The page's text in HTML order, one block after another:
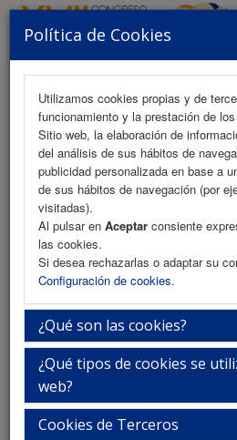
Política de Cookies
Utilizamos cookies propias y de
funcionamiento y la prestación de
Sitio web, la elaboración de
del análisis de sus hábitos de
publicidad personalizada en base a
de sus hábitos de navegación (por
visitadas).
Al pulsar en Aceptar consiente
las cookies.
Si desea rechazarlas o adaptar su
Configuración de cookies.
¿Qué son las cookies?
¿Qué tipos de cookies se
web?
Cookies de Terceros
MENU
Programa Científico
Programa Científico (PDF)
Cronograma Programa Científico
Normativa comunicaciones
Envío de comunicaciones
Descargar normativa
Plantilla
Talleres